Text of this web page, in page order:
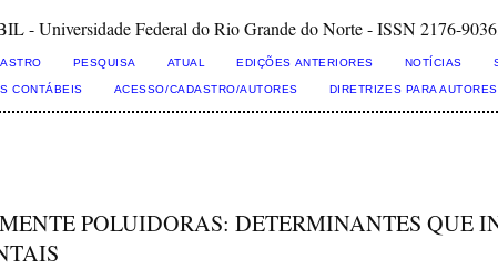
Universidade Federal do Rio Grande do Norte - ISSN 2176-
PESQUISA ATUAL EDIÇÕES ANTERIORES NOTÍCIAS
CONTÁBEIS ACESSO/CADASTRO/AUTORES DIRETRIZES PARA AUTORES
POLUIDORAS: DETERMINANTES